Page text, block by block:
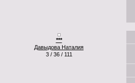
***
Давыдова Наталия
3 / 36 / 111